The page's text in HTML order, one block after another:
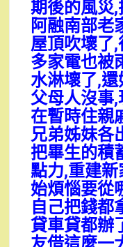
期後的風災
阿融南部老
屋頂吹壞了
多家電也被
水淋壞了,還
父母人沒事
在暫時住親
兄弟姊妹各
把畢生的積
點力,重建
始煩惱要從
自己把錢都
貸車貸都辦